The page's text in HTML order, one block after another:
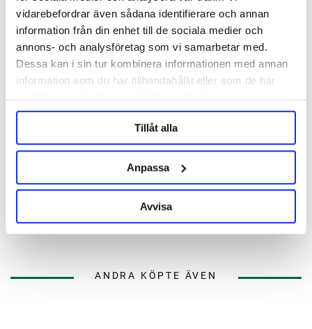
vidarebefordrar även sådana identifierare och annan
information från din enhet till de sociala medier och
annons- och analysföretag som vi samarbetar med.
Dessa kan i sin tur kombinera informationen med annan
information som du har tillhandahållit eller som de har
samlat in när du har använt deras tjänster.
Tillåt alla
Anpassa
Avvisa
Adapter TC 2" - 2" M16 gänga
Brewtools
Adapter TC 2" - 34 mm med M16
gänga Brewtools
ANDRA KÖPTE ÄVEN